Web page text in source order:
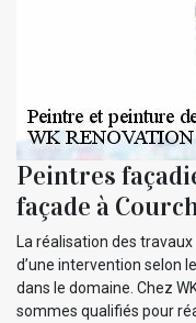
Peintres
façade à
La réalisation des
d’une intervention selon
dans le domaine. Chez
sommes qualifiés pour